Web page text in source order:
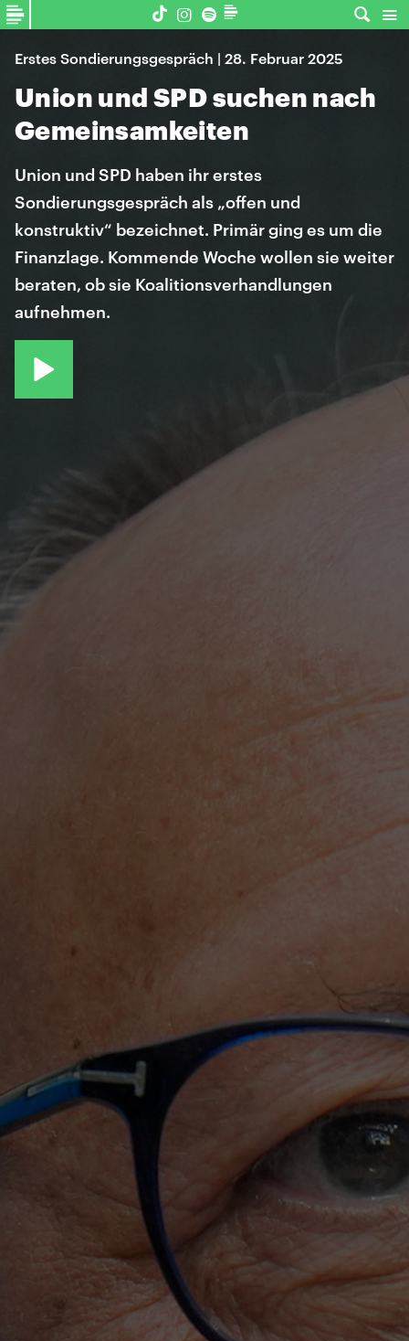
Erstes Sondierungsgespräch | 28. Februar 2025
Union und SPD suchen nach
Gemeinsamkeiten
Union und SPD haben ihr erstes
Sondierungsgespräch als „offen und
konstruktiv“ bezeichnet. Primär ging es um die
Finanzlage. Kommende Woche wollen sie weiter
beraten, ob sie Koalitionsverhandlungen
aufnehmen.